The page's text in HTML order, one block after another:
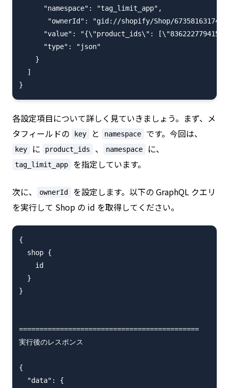
      "namespace": "tag_limit_app",
       "ownerId": "gid://shopify/Shop/67358163174",
"value": "{\"product_ids\":
      "type": "json"
    }
  ]
各設定項目について詳しく見ていきましょう。まず、メ
タフィールドの
key と namespace です。今回は、
key に product_ids 、 namespace に、
tag_limit_app を指定しています。
次に、 ownerId
を設定します。以下の GraphQL クエリ
を実行して Shop の id を取得してください。
{
  shop {
    id
  }
}
============================================
実行後のレスポンス
{
  "data": {